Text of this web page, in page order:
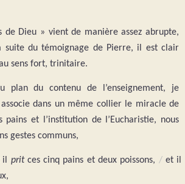
de Dieu » vient de manière assez abrupte,
suite du témoignage de Pierre, il est clair
sens fort, trinitaire.
plan du contenu de l’enseignement, je
associe dans un même collier le miracle de
pains et l’institution de l’Eucharistie, nous
gestes communs,
il prit ces cinq pains et deux poissons, / et il